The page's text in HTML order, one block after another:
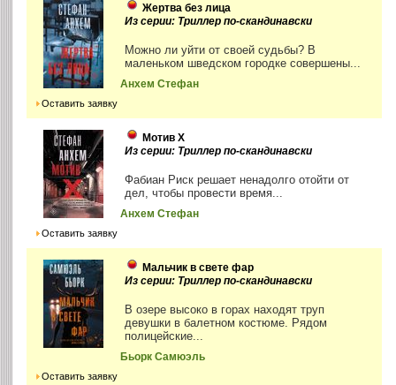
Жертва без лица
Из серии: Триллер по-скандинавски
Можно ли уйти от своей судьбы? В
маленьком шведском городке совершены...
Анхем Стефан
Оставить заявку
Мотив Х
Из серии: Триллер по-скандинавски
Фабиан Риск решает ненадолго отойти от
дел, чтобы провести время...
Анхем Стефан
Оставить заявку
Мальчик в свете фар
Из серии: Триллер по-скандинавски
В озере высоко в горах находят труп
девушки в балетном костюме. Рядом
полицейские...
Бьорк Самюэль
Оставить заявку